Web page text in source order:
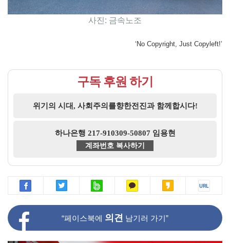
사진: 금속노조
‘No Copyright, Just Copyleft!’
구독 후원 하기
위기의 시대, 사회주의를향한전진과 함께합시다!
하나은행 217-910309-50807 임용현
계좌번호 복사하기
“페이스북에 의견 남기러 가기”